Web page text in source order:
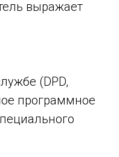
выражает
(DPD,
программное